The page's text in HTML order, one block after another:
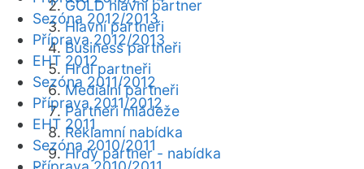
GOLD hlavní partner
Hlavní partneři
Business partneři
Hrdí partneři
Mediální partneři
Partneři mládeže
Reklamní nabídka
Hrdý partner - nabídka
Sezóna 2012/2013
Příprava 2012/2013
EHT 2012
Sezóna 2011/2012
Příprava 2011/2012
EHT 2011
Sezóna 2010/2011